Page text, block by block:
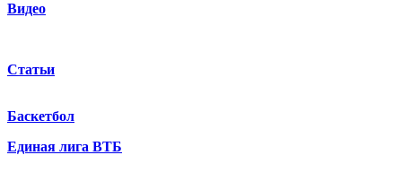
Видео
Статьи
Баскетбол
Единая лига ВТБ